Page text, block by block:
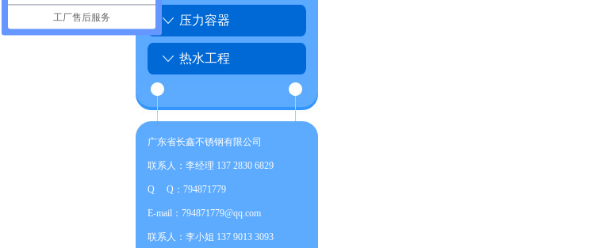
压力容器
热水工程
广东省长鑫不锈钢有限公司
联系人：李经理 137 2830 6829
Q Q：794871779
E-mail：794871779@qq.com
联系人：李小姐 137 9013 3093
工厂售后服务